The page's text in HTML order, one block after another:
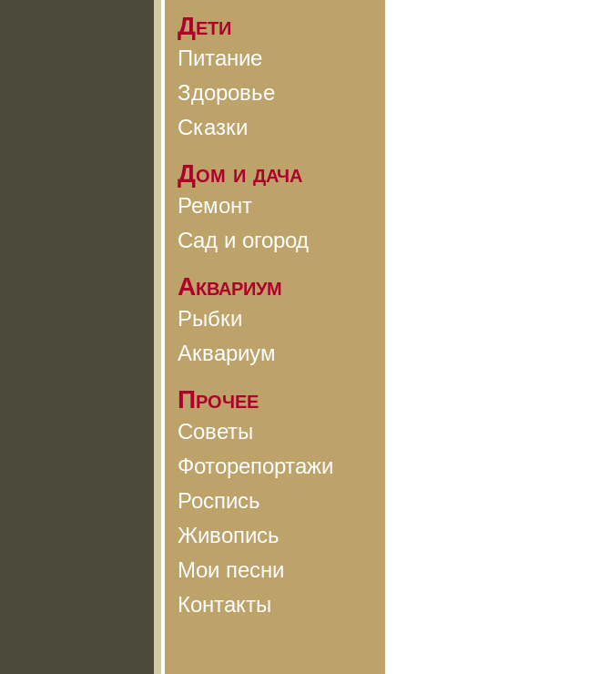
Дети
Питание
Здоровье
Сказки
Дом и дача
Ремонт
Сад и огород
Аквариум
Рыбки
Аквариум
Прочее
Советы
Фоторепортажи
Роспись
Живопись
Мои песни
Контакты